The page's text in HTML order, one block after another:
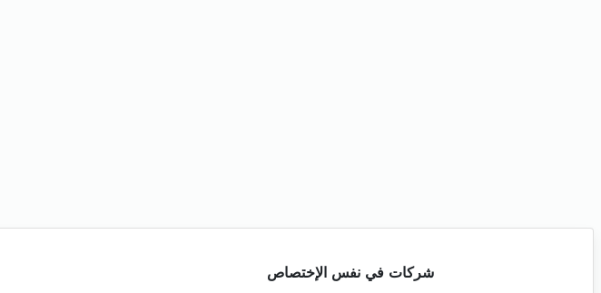
شركات في نفس الإختصاص